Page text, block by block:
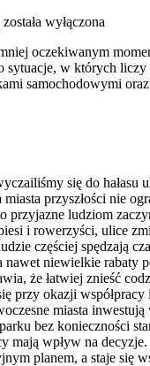
została wyłączona
oczekiwanym
w których
samochodowymi
się do
przyszłości nie
ludziom
i rowerzyści, ulice
częściej spędzają
niewielkie
że łatwiej znieść
przy okazji
miasta
bez konieczności
wpływ na
planem, a staje